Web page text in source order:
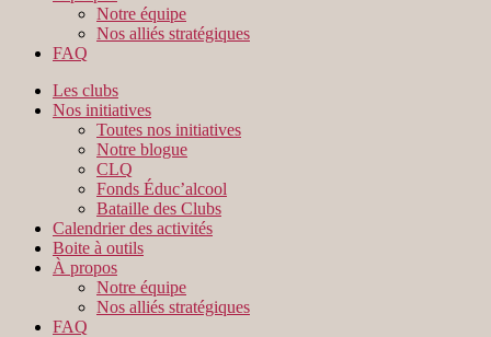
Notre équipe
Nos alliés stratégiques
FAQ
Les clubs
Nos initiatives
Toutes nos initiatives
Notre blogue
CLQ
Fonds Éduc’alcool
Bataille des Clubs
Calendrier des activités
Boite à outils
À propos
Notre équipe
Nos alliés stratégiques
FAQ